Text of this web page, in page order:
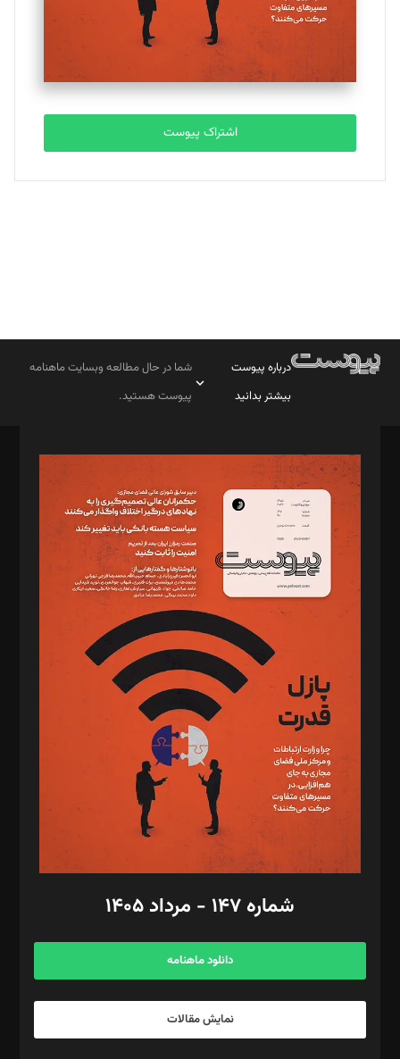
تحریریه
مصطفی مسجدی آرانی
تحریریه
بابک نقاش
تحریریه
اشتراک پیوست
درباره پیوست
بیشتر بدانید
شما در حال مطالعه وبسایت ماهنامه
پیوست هستید.
مدیر مسئول: محمدباقر اثنی‌عشری
سردبیر: مهرک محمودی
دبیر تحریریه: میثم قاسمی
د‌بیر ناداستان: سمانه سمیع
د‌بیر خدمت و تجارت: ابوالفضل رجبی
د‌بیر حقوق فناوری: حسام‌الدین ایپکچی
د‌بیر پیوست جهان: مینا پاکدل
د‌بیر تحریریه آنلاین: بابک نقاش
تحریریه‌: مجتبی محمود‌ی، آرش برهمند، یسنا امان‌پور، سروش کرمیان،
مصطفی مسجدی آرانی، ابوالفضل رجبی، زهرا فکرانه، فائزه فتحی
رستمی،مصطفی باستان
ویرایش: نگار استاد‌‌آقا
طراح یونیفرم: مجید توکلی
فیلمبرداری و عکاسی: امیر شفیعی، مانی لطفی زاده
گرافیک و صفحه‌آرایی: سید‌سبحان‌علی ثابت
مد‌یر توسعه تجاری: کامبیز برید‌
امور مالی: شاپور رهبری، محمد‌ کاظمی‌نیا
آگهی و مشترکین: ۰۹۱۹۹۹۹۰۴۵۴
شماره ۱۴۷ - مرداد ۱۴۰۵
دانلود ماهنامه
نمایش مقالات